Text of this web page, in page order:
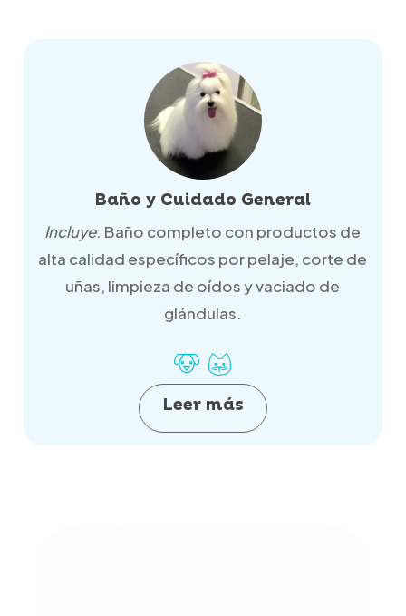
Corte Comercial
Incluye: Baño completo, productos
cosméticos de calidad, corte de uñas,
limpieza de oídos y vaciado de glándulas.
Leer más